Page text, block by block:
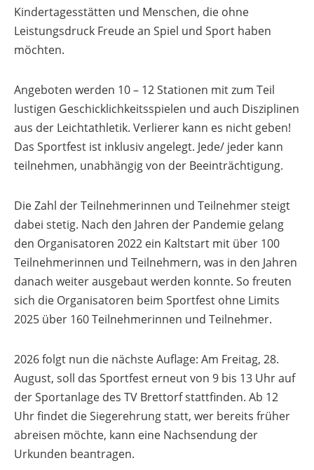
Kindertagesstätten und Menschen, die ohne
Leistungsdruck Freude an Spiel und Sport haben
möchten.
Angeboten werden 10 – 12 Stationen mit zum Teil
lustigen Geschicklichkeitsspielen und auch Disziplinen
aus der Leichtathletik. Verlierer kann es nicht geben!
Das Sportfest ist inklusiv angelegt. Jede/ jeder kann
teilnehmen, unabhängig von der Beeinträchtigung.
Die Zahl der Teilnehmerinnen und Teilnehmer steigt
dabei stetig. Nach den Jahren der Pandemie gelang
den Organisatoren 2022 ein Kaltstart mit über 100
Teilnehmerinnen und Teilnehmern, was in den Jahren
danach weiter ausgebaut werden konnte. So freuten
sich die Organisatoren beim Sportfest ohne Limits
2025 über 160 Teilnehmerinnen und Teilnehmer.
2026 folgt nun die nächste Auflage: Am Freitag, 28.
August, soll das Sportfest erneut von 9 bis 13 Uhr auf
der Sportanlage des TV Brettorf stattfinden. Ab 12
Uhr findet die Siegerehrung statt, wer bereits früher
abreisen möchte, kann eine Nachsendung der
Urkunden beantragen.